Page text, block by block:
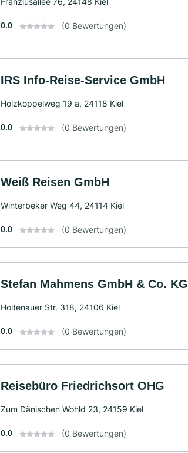
0.0 (0 Bewertungen)
IRS Info-Reise-Service GmbH
Holzkoppelweg 19 a, 24118 Kiel
0.0 (0 Bewertungen)
Weiß Reisen GmbH
Winterbeker Weg 44, 24114 Kiel
0.0 (0 Bewertungen)
Stefan Mahmens GmbH & Co. KG
Holtenauer Str. 318, 24106 Kiel
0.0 (0 Bewertungen)
Reisebüro Friedrichsort OHG
Zum Dänischen Wohld 23, 24159 Kiel
0.0 (0 Bewertungen)